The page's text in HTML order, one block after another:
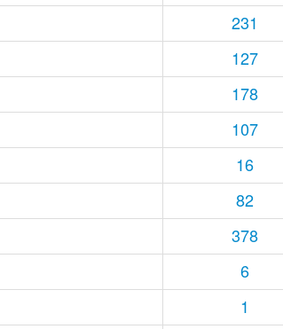
231
127
178
107
16
82
378
6
1